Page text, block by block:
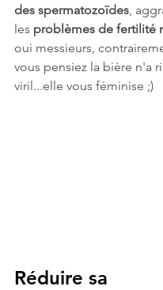
des spermatozoïdes,
les problèmes de fertilité
oui messieurs,
vous pensiez la bière n'a
viril...elle vous féminise ;)
Réduire sa